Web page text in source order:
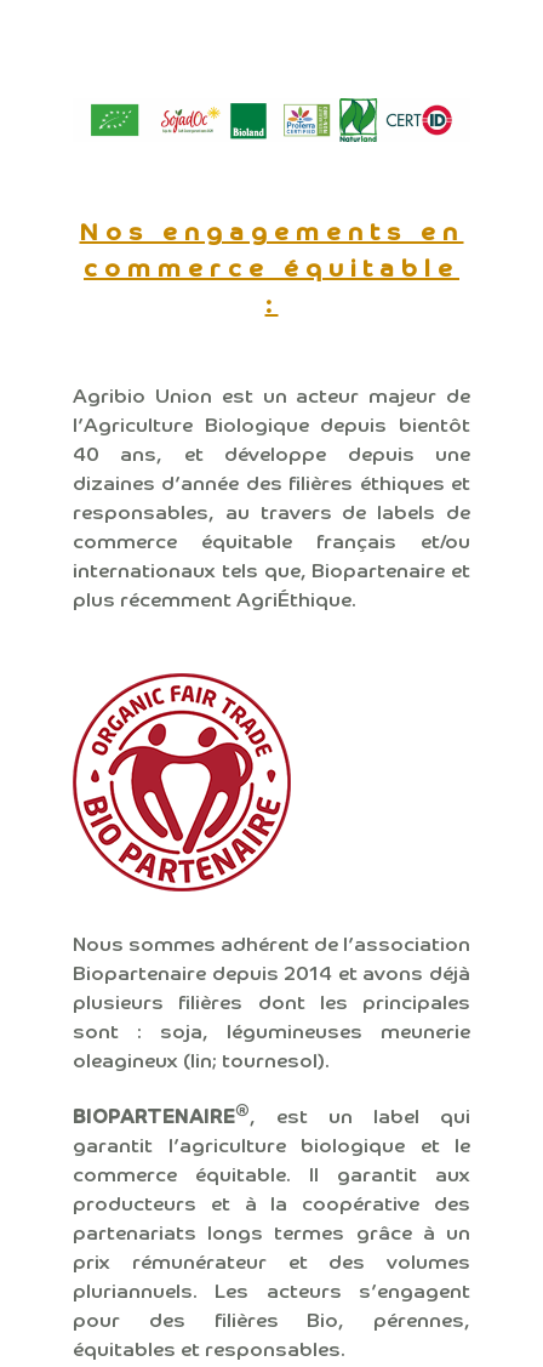
Nos engagements en
commerce équitable
:
Agribio Union est un acteur majeur de
l’Agriculture Biologique depuis bientôt
40 ans, et développe depuis une
dizaines d’année des filières éthiques et
responsables, au travers de labels de
commerce équitable français et/ou
internationaux tels que, Biopartenaire et
plus récemment AgriÉthique.
Nous sommes adhérent de l’association
Biopartenaire depuis 2014 et avons déjà
plusieurs filières dont les principales
sont : soja, légumineuses meunerie
oleagineux (lin; tournesol).
BIOPARTENAIRE®, est un label qui
garantit l’agriculture biologique et le
commerce équitable. Il garantit aux
producteurs et à la coopérative des
partenariats longs termes grâce à un
prix rémunérateur et des volumes
pluriannuels. Les acteurs s’engagent
pour des filières Bio, pérennes,
équitables et responsables.